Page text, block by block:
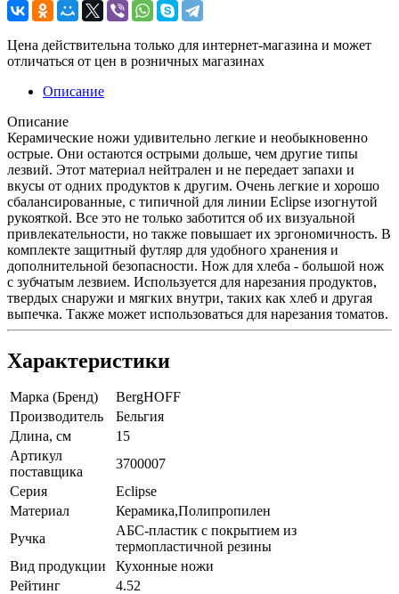
Цена действительна только для интернет-магазина и может
отличаться от цен в розничных магазинах
Описание
Описание
Керамические ножи удивительно легкие и необыкновенно
острые. Они остаются острыми дольше, чем другие типы
лезвий. Этот материал нейтрален и не передает запахи и
вкусы от одних продуктов к другим. Очень легкие и хорошо
сбалансированные, с типичной для линии Eclipse изогнутой
рукояткой. Все это не только заботится об их визуальной
привлекательности, но также повышает их эргономичность. В
комплекте защитный футляр для удобного хранения и
дополнительной безопасности. Нож для хлеба - большой нож
с зубчатым лезвием. Используется для нарезания продуктов,
твердых снаружи и мягких внутри, таких как хлеб и другая
выпечка. Также может использоваться для нарезания томатов.
Характеристики
Марка (Бренд)
BergHOFF
Производитель
Бельгия
Длина, см
15
Артикул
поставщика
3700007
Серия
Eclipse
Материал
Керамика,Полипропилен
Ручка
АБС-пластик с покрытием из
термопластичной резины
Вид продукции
Кухонные ножи
Рейтинг
4.52